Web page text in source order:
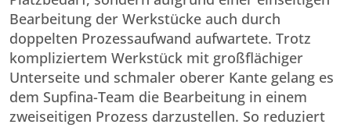
Bearbeitung der Werkstücke auch durch
doppelten Prozessaufwand aufwartete. Trotz
kompliziertem Werkstück mit großflächiger
Unterseite und schmaler oberer Kante gelang es
dem Supfina-Team die Bearbeitung in einem
zweiseitigen Prozess darzustellen. So reduziert